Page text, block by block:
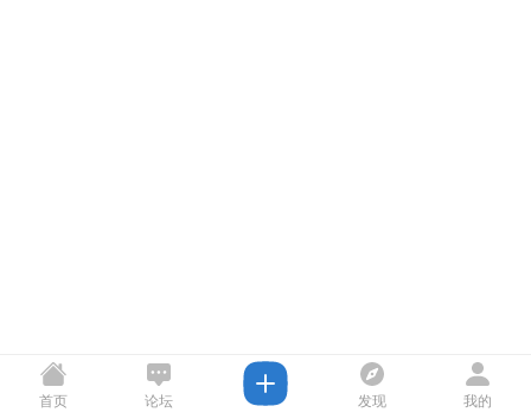
首页 论坛 发现 我的